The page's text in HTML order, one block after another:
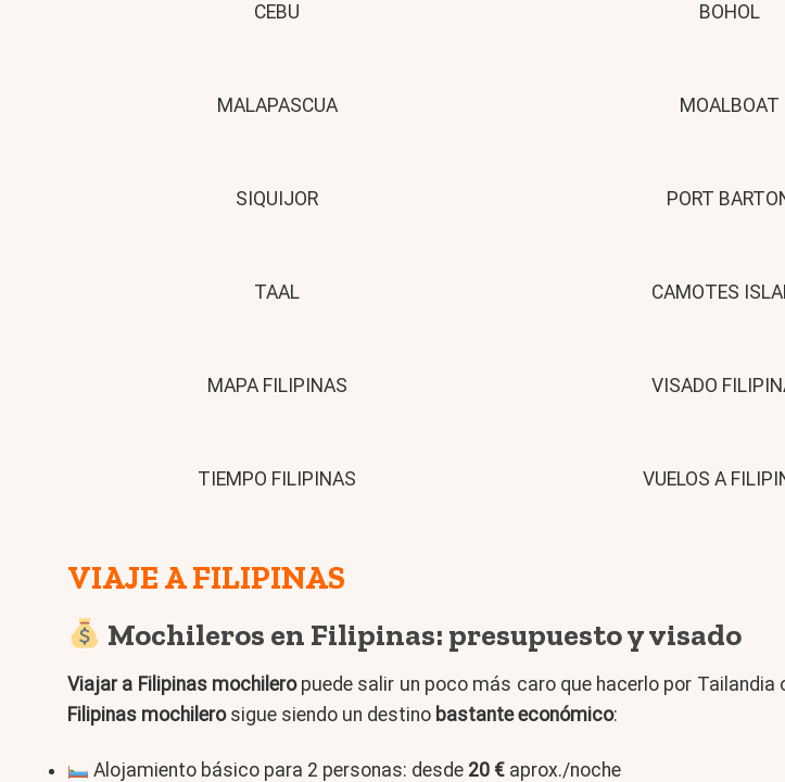
CEBU BOHOL
MALAPASCUA MOALBOAT
SIQUIJOR PORT
TAAL CAMOTES
MAPA FILIPINAS VISADO
TIEMPO FILIPINAS VUELOS A
VIAJE A FILIPINAS
Mochileros en Filipinas: presupuesto y visado
Viajar a Filipinas mochileropuede salir un poco más caro que hacerlo por Tailandia
Filipinas mochilerosigue siendo un destino bastante económico:
Alojamiento básico para 2 personas: desde 20 € aprox./noche